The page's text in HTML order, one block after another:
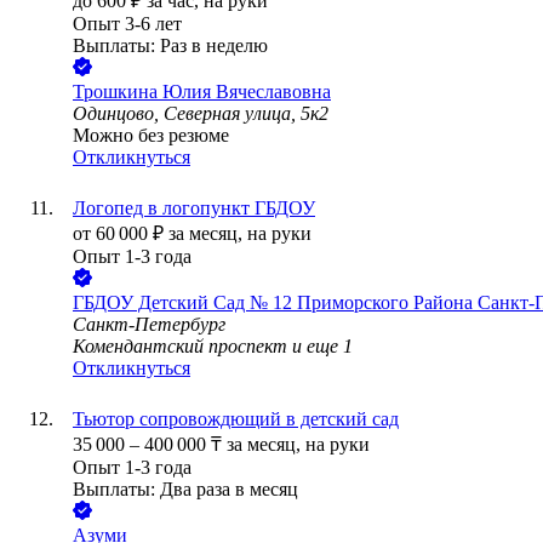
Опыт 3-6 лет
Выплаты: Раз в неделю
Трошкина Юлия Вячеславовна
Одинцово, Северная улица, 5к2
Можно без резюме
Откликнуться
Логопед в логопункт ГБДОУ
от 60 000 ₽ за месяц, на руки
Опыт 1-3 года
ГБДОУ Детский Сад № 12 Приморского Района Санкт-
Санкт-Петербург
Комендантский проспект и еще 1
Откликнуться
Тьютор сопровождющий в детский сад
35 000 – 400 000 ₸ за месяц, на руки
Опыт 1-3 года
Выплаты: Два раза в месяц
Азуми